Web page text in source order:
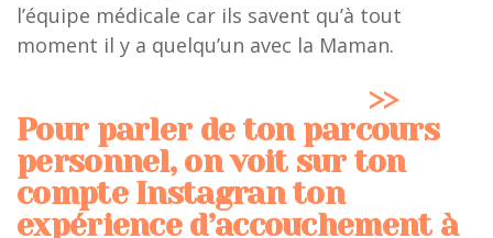
l’équipe médicale car ils savent qu’à tout
moment il y a quelqu’un avec la Maman.
>>
Pour parler de ton parcours
personnel, on voit sur ton
compte Instagran ton
expérience d’accouchement à